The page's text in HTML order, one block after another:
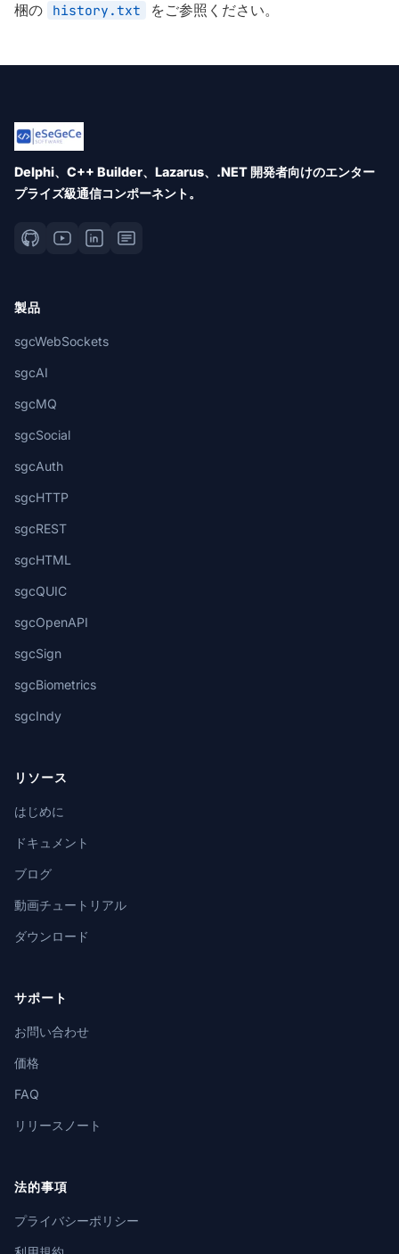
梱の
history.txt をご参照ください。
Delphi、C++ Builder、Lazarus、.NET 開発者向けのエンター
プライズ級通信コンポーネント。
製品
sgcWebSockets
sgcAI
sgcMQ
sgcSocial
sgcAuth
sgcHTTP
sgcREST
sgcHTML
sgcQUIC
sgcOpenAPI
sgcSign
sgcBiometrics
sgcIndy
リソース
はじめに
ドキュメント
ブログ
動画チュートリアル
ダウンロード
サポート
お問い合わせ
価格
FAQ
リリースノート
法的事項
プライバシーポリシー